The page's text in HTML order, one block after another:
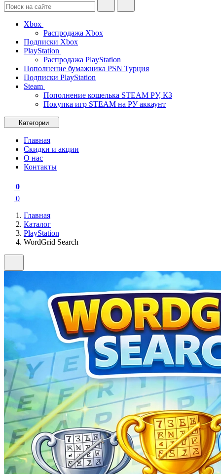
Xbox
Распродажа Xbox
Подписки Xbox
PlayStation
Распродажа PlayStation
Пополнение бумажника PSN Турция
Подписки PlayStation
Steam
Пополнение кошелька STEAM РУ, КЗ
Покупка игр STEAM на РУ аккаунт
Категории
Главная
Скидки и акции
О нас
Контакты
0
0
Главная
Каталог
PlayStation
WordGrid Search